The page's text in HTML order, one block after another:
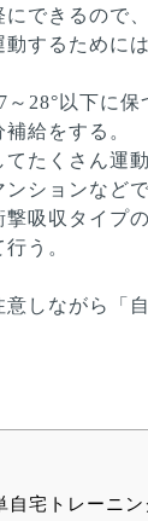
にできるので
動するために
～28°以下に保
給をする。
てたくさん運
ンションなど
撃吸収タイプ
う。
意しながら「
自宅トレーニン